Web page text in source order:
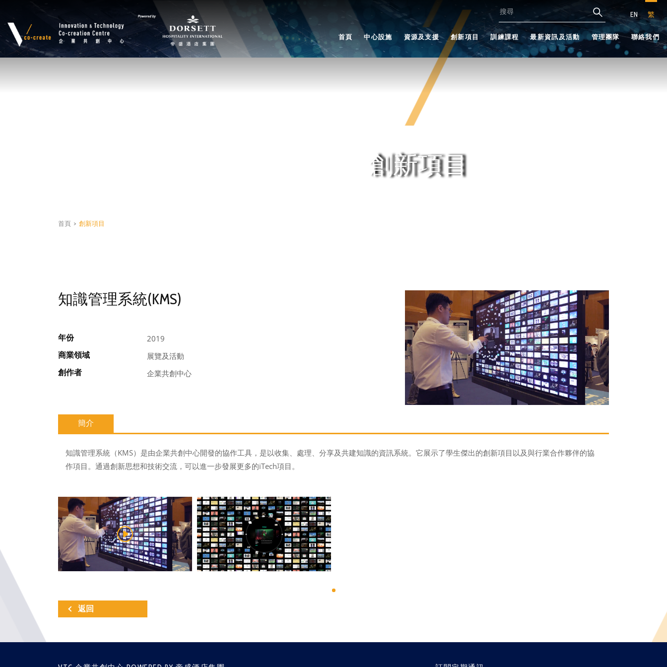
EN 繁
首頁 中心設施 資源及支援 創新項目 訓練課程 最新資訊及活動 管理團隊 聯絡我們
創新項目
首頁 > 創新項目
知識管理系統(KMS)
年份 2019
商業領域 展覽及活動
創作者 企業共創中心
簡介
知識管理系統（KMS）是由企業共創中心開發的協作工具，是以收集、處理、分享及共建知識的資訊系統。它展示了學生傑出的創新項目以及與行業合作夥伴的協
作項目。通過創新思想和技術交流，可以進一步發展更多的iTech項目。
返回